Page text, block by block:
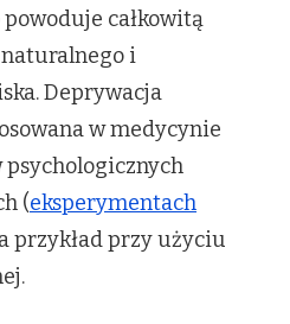
powoduje całkowitą
i
Deprywacja
w medycynie
(eksperymentach
przykład przy użyciu